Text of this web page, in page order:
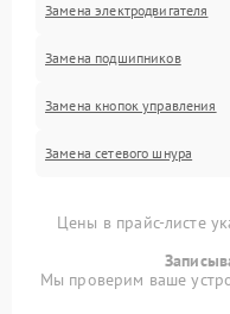
Замена электродвигателя
Замена подшипников
Замена кнопок управления
Замена сетевого шнура
Цены в прайс-листе
Мы проверим ваше